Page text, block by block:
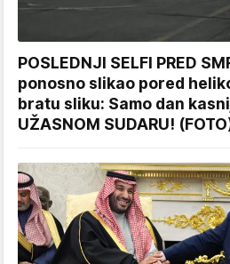
POSLEDNJI SELFI PRED
ponosno slikao pored
bratu sliku: Samo dan
UŽASNOM SUDARU!